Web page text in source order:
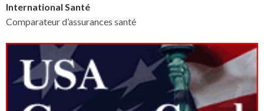
International Santé
Comparateur d’assurances santé